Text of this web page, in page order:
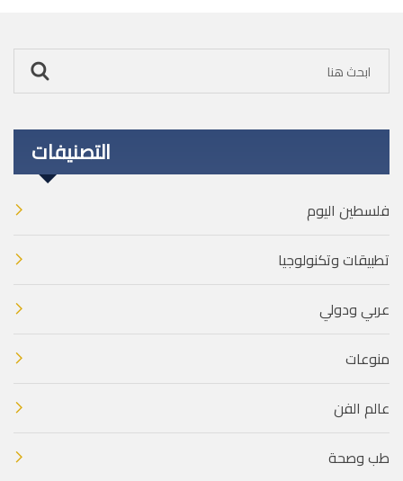
التصنيفات
فلسطين اليوم
تطبيقات وتكنولوجيا
عربي ودولي
منوعات
عالم الفن
طب وصحة